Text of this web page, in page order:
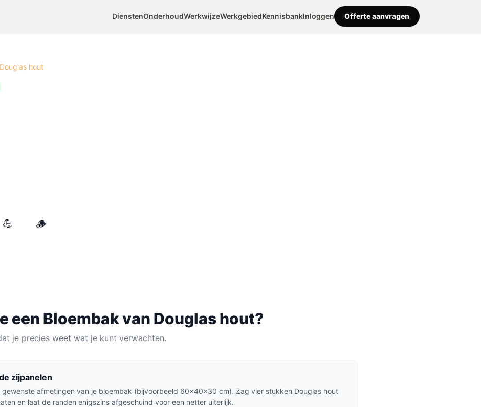
DienstenOnderhoudWerkwijzeWerkgebiedKennisbankInloggen Offerte aanvragen
Douglas hout
💪 🪵
een Bloembakvan Douglas hout?
je precies weet wat je kunt verwachten.
zijpanelen
gewenste afmetingen van je bloembak (bijvoorbeeld 60x40x30 cm). Zag vier stukken Douglas hout
en laat de randen enigszins afgeschuind voor een netter uiterlijk.